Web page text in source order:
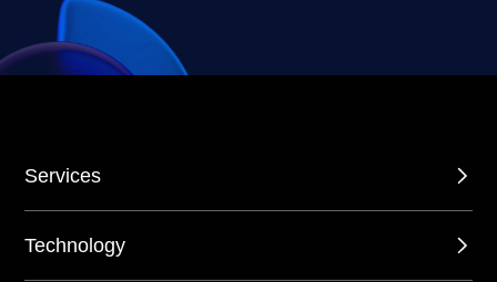
Services
Technology